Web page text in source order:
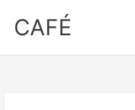
contentCAFÉ